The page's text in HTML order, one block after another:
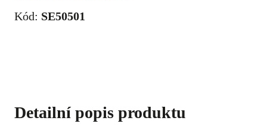
Kód: SE50501
Detailní popis produktu